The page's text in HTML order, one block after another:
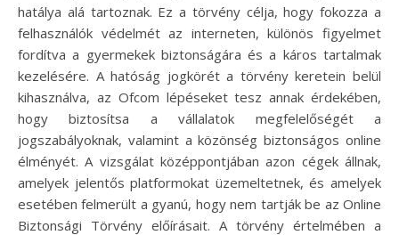
hatálya alá tartoznak. Ez a törvény célja, hogy fokozza a
felhasználók védelmét az interneten, különös figyelmet
fordítva a gyermekek biztonságára és a káros tartalmak
kezelésére. A hatóság jogkörét a törvény keretein belül
kihasználva, az Ofcom lépéseket tesz annak érdekében,
hogy biztosítsa a vállalatok megfelelőségét a
jogszabályoknak, valamint a közönség biztonságos online
élményét. A vizsgálat középpontjában azon cégek állnak,
amelyek jelentős platformokat üzemeltetnek, és amelyek
esetében felmerült a gyanú, hogy nem tartják be az Online
Biztonsági Törvény előírásait. A törvény értelmében a